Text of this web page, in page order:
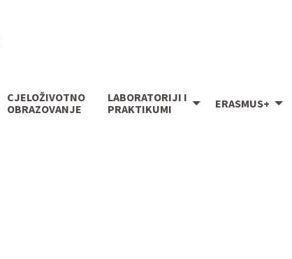
CJELOŽIVOTNO
OBRAZOVANJE
LABORATORIJI I
PRAKTIKUMI
ERASMUS+